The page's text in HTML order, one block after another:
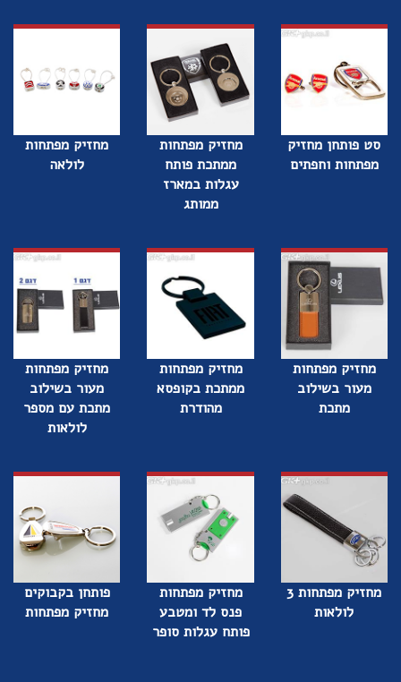
סט פותחן מחזיק
מפתחות וחפתים
מחזיק מפתחות
ממתכת פותח
עגלות במארז
ממותג
מחזיק מפתחות
לולאה
מחזיק מפתחות
מעור בשילוב
מתכת
מחזיק מפתחות
ממתכת בקופסא
מהודרת
מחזיק מפתחות
מעור בשילוב
מתכת עם מספר
לולאות
מחזיק מפתחות 3
לולאות
מחזיק מפתחות
פנס לד ומטבע
פותח עגלות סופר
פותחן בקבוקים
מחזיק מפתחות